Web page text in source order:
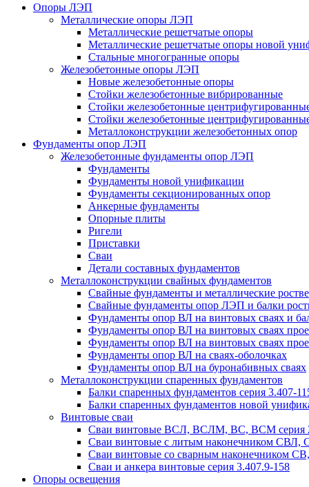
Опоры ЛЭП
Металлические опоры ЛЭП
Металлические решетчатые опоры
Металлические решетчатые опоры новой
Стальные многогранные опоры
Железобетонные опоры ЛЭП
Новые железобетонные опоры
Стойки железобетонные вибрированные
Стойки железобетонные
Стойки железобетонные
Металлоконструкции железобетонных опор
Фундаменты опор ЛЭП
Железобетонные фундаменты опор ЛЭП
Фундаменты
Фундаменты новой унификации
Фундаменты секционированных опор
Анкерные фундаменты
Опорные плиты
Ригели
Приставки
Сваи
Детали составных фундаментов
Металлоконструкции свайных фундаментов
Свайные фундаменты и металлические
Свайные фундаменты опор ЛЭП и балки
Фундаменты опор ВЛ на винтовых сваях и
Фундаменты опор ВЛ на винтовых сваях
Фундаменты опор ВЛ на винтовых сваях
Фундаменты опор ВЛ на сваях-оболочках
Фундаменты опор ВЛ на буронабивных сваях
Металлоконструкции спаренных фундаментов
Балки спаренных фундаментов серия 3.407-
Балки спаренных фундаментов новой
Винтовые сваи
Сваи винтовые ВСЛ, ВСЛМ, ВС, ВСМ серия
Сваи винтовые с литым наконечником
Сваи винтовые со сварным наконечником
Сваи и анкера винтовые серия 3.407.9-158
Опоры освещения